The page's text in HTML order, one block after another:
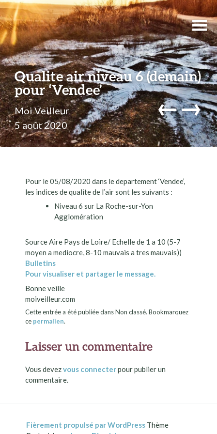
Qualite air niveau 6 (demain)
pour ‘Vendee’
Moi Veilleur
5 août 2020
←→
Pour le 05/08/2020 dans le departement ‘Vendee’,
les indices de qualite de l’air sont les suivants :
Niveau 6 sur La Roche-sur-Yon
Agglomération
Source Aire Pays de Loire/ Echelle de 1 a 10 (5-7
moyen a mediocre, 8-10 mauvais a tres mauvais))
Bulletins
Pour visualiser et partager le message.
Bonne veille
moiveilleur.com
Cette entrée a été publiée dans Non classé. Bookmarquez
ce permalien.
Laisser un commentaire
Vous devezvous connecterpour publier un
commentaire.
Fièrement propulsé par WordPress Thème